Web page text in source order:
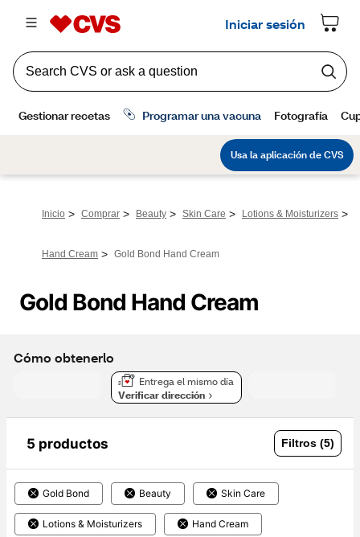
Inicio > Comprar > Beauty > Skin Care > Lotions & Moisturizers >
Hand Cream > Gold Bond Hand Cream
Gold Bond Hand Cream
Cómo obtenerlo
Entrega el mismo día
Verificar dirección
5 productos Filtros (5)
Gold Bond Beauty Skin Care
Lotions & Moisturizers Hand Cream